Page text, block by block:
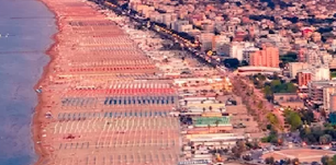
patrocini
newsletter
Diventa espositore
Info per esporre
Rimini Hotels and Information
Richiedi il tuo
Catalogo
Come arrivare